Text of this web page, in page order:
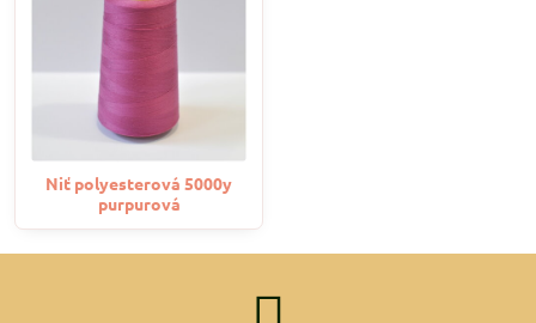
Niť polyesterová 5000y
purpurová